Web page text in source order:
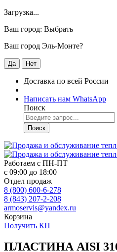
Загрузка...
Ваш город: Выбрать
Ваш город Эль-Монте?
Да Нет
Доставка по всей России
Написать нам WhatsApp
Поиск
Поиск
Работаем с ПН-ПТ
с 09:00 до 18:00
Отдел продаж
8 (800) 600-6-278
8 (843) 207-2-208
armoservis@yandex.ru
Корзина
Получить КП
ПЛАСТИНА AISI